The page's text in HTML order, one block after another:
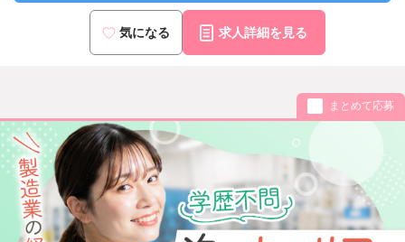
気になる 求人詳細を見る
まとめて応募